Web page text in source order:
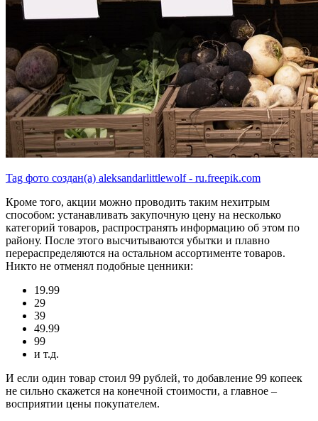
Tag фото создан(а) aleksandarlittlewolf - ru.freepik.com
Кроме того, акции можно проводить таким нехитрым
способом: устанавливать закупочную цену на несколько
категорий товаров, распространять информацию об этом по
району. После этого высчитываются убытки и плавно
перераспределяются на остальном ассортименте товаров.
Никто не отменял подобные ценники:
19.99
29
39
49.99
99
и т.д.
И если один товар стоил 99 рублей, то добавление 99 копеек
не сильно скажется на конечной стоимости, а главное –
восприятии цены покупателем.